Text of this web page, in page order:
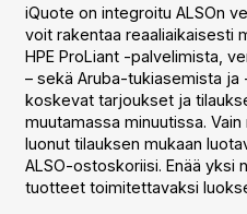
iQuote on integroitu ALSOn
voit rakentaa reaaliaikaisesti
HPE ProLiant -palvelimista,
– sekä Aruba-tukiasemista ja
koskevat tarjoukset ja
muutamassa minuutissa.
luonut tilauksen mukaan
ALSO-ostoskoriisi. Enää yksi
tuotteet toimitettavaksi